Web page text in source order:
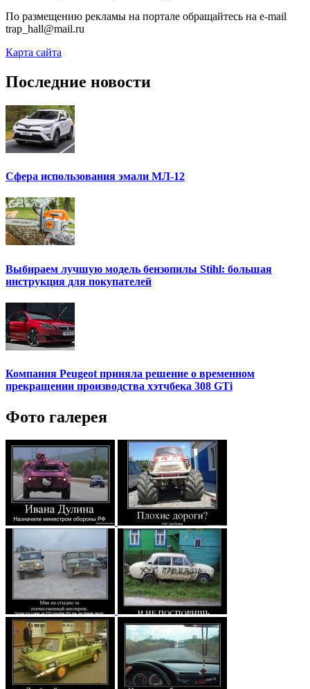
По размещению рекламы на портале обращайтесь на e-mail
trap_hall@mail.ru
Карта сайта
Последние новости
Сфера использования эмали МЛ-12
Выбираем лучшую модель бензопилы Stihl: большая
инструкция для покупателей
Компания Peugeot приняла решение о временном
прекращении производства хэтчбека 308 GTi
Фото галерея